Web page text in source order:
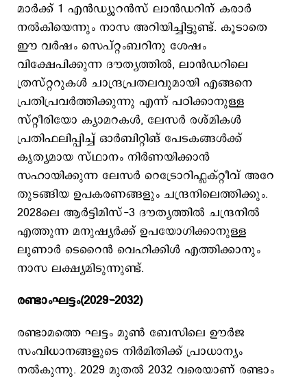
മാർക്ക് 1 എൻഡ്യൂറൻസ് ലാൻഡറിന് കരാര്‍
നല്‍കിയെന്നും നാസ അറിയിച്ചിട്ടുണ്ട്. കൂടാതെ
ഈ വർഷം സെപ്റ്റംബറിനു ശേഷം
വിക്ഷേപിക്കുന്ന ദൗത്യത്തിൽ, ലാൻഡറിലെ
ത്രസ്റ്ററുകൾ ചാന്ദ്രപ്രതലവുമായി എങ്ങനെ
പ്രതിപ്രവർത്തിക്കുന്നു എന്ന് പഠിക്കാനുള്ള
സ്റ്റീരിയോ ക്യാമറകൾ, ലേസർ രശ്മികൾ
പ്രതിഫലിപ്പിച്ച് ഓർബിറ്റിങ് പേടകങ്ങൾക്ക്
കൃത്യമായ സ്ഥാനം നിർണയിക്കാൻ
സഹായിക്കുന്ന ലേസർ റെട്രോറിഫ്ലക്റ്റീവ് അറേ
തുടങ്ങിയ ഉപകരണങ്ങളും ചന്ദ്രനിലെത്തിക്കും.
2028ലെ ആർട്ടിമിസ്-3 ദൗത്യത്തിൽ ചന്ദ്രനില്‍
എത്തുന്ന മനുഷ്യര്‍ക്ക് ഉപയോഗിക്കാനുള്ള
ലൂണാർ ടെറൈൻ വെഹിക്കിൾ എത്തിക്കാനും
നാസ ലക്ഷ്യമിടുന്നുണ്ട്.
രണ്ടാംഘട്ടം(2029-2032)
രണ്ടാമത്തെ ഘട്ടം മൂണ്‍ ബേസിലെ ഊര്‍ജ
സംവിധാനങ്ങളുടെ നിര്‍മിതിക്ക് പ്രാധാന്യം
നല്‍കുന്നു. 2029 മുതല്‍ 2032 വരെയാണ് രണ്ടാം